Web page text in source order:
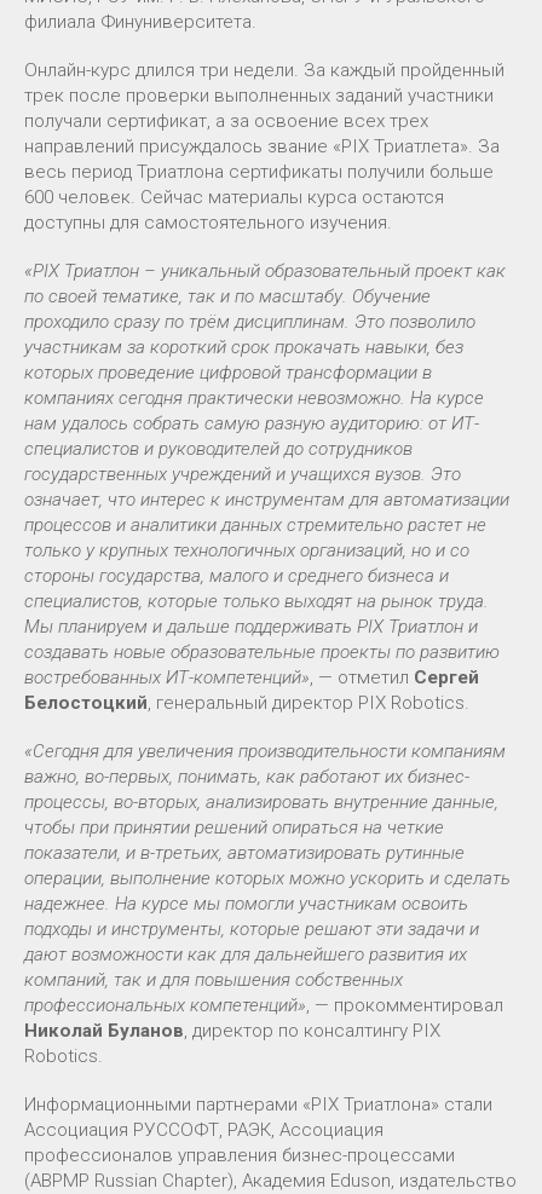
филиала Финуниверситета.
Онлайн-курс длился три недели. За каждый пройденный
трек после проверки выполненных заданий участники
получали сертификат, а за освоение всех трех
направлений присуждалось звание «PIX Триатлета». За
весь период Триатлона сертификаты получили больше
600 человек. Сейчас материалы курса остаются
доступны для самостоятельного изучения.
«PIX Триатлон – уникальный образовательный проект как
по своей тематике, так и по масштабу. Обучение
проходило сразу по трём дисциплинам. Это позволило
участникам за короткий срок прокачать навыки, без
которых проведение цифровой трансформации в
компаниях сегодня практически невозможно. На курсе
нам удалось собрать самую разную аудиторию: от ИТ-
специалистов и руководителей до сотрудников
государственных учреждений и учащихся вузов. Это
означает, что интерес к инструментам для автоматизации
процессов и аналитики данных стремительно растет не
только у крупных технологичных организаций, но и со
стороны государства, малого и среднего бизнеса и
специалистов, которые только выходят на рынок труда.
Мы планируем и дальше поддерживать PIX Триатлон и
создавать новые образовательные проекты по развитию
востребованных ИТ-компетенций», — отметил Сергей
Белостоцкий, генеральный директор PIX Robotics.
«Сегодня для увеличения производительности компаниям
важно, во-первых, понимать, как работают их бизнес-
процессы, во-вторых, анализировать внутренние данные,
чтобы при принятии решений опираться на четкие
показатели, и в-третьих, автоматизировать рутинные
операции, выполнение которых можно ускорить и сделать
надежнее. На курсе мы помогли участникам освоить
подходы и инструменты, которые решают эти задачи и
дают возможности как для дальнейшего развития их
компаний, так и для повышения собственных
профессиональных компетенций», — прокомментировал
Николай Буланов, директор по консалтингу PIX
Robotics.
Информационными партнерами «PIX Триатлона» стали
Ассоциация РУССОФТ, РАЭК, Ассоциация
профессионалов управления бизнес-процессами
(ABPMP Russian Chapter), Академия Eduson, издательство